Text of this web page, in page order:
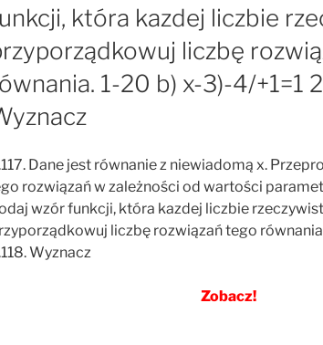
która kazdej liczbie
liczbę
1-20 b) x-3)-4/+1=1
Dane jest równanie z niewiadomą x.
rozwiązań w zależności od wartości
wzór funkcji, która kazdej liczbie
liczbę rozwiązań tego
Wyznacz
Zobacz!